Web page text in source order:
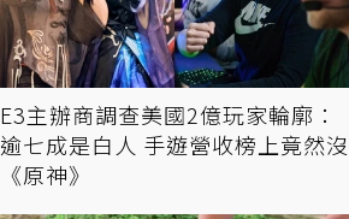
E3主辦商調查美國2億玩家輪廓：
逾七成是白人 手遊營收榜上竟然沒
《原神》